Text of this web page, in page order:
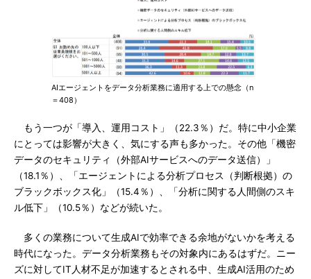
AIエージェントをデータ分析業務に適用する上での懸念（n
＝408）
もう一つが「導入、運用コスト」（22.3％）だ。特に中小企業
にとっては影響が大きく、気にする声も多かった。その他「機密
データのセキュリティ（外部AIサービスへのデータ送信）」
（18.1％）、「エージェントによる分析プロセス（判断根拠）の
ブラックボックス化」（15.4％）、「分析に関する人間側のスキ
ル低下」（10.5％）などが続いた。
多くの業務について生成AIで効率できる余地がないかを考える
時代になった。データ分析業務もその対象内にあるはずだ。ニー
ズに対してIT人材不足が加速するとされる中、生成AI活用のため